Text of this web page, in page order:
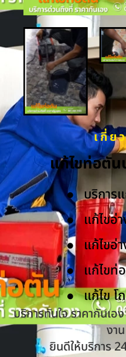
เกี่ย
แก้ไขท่อตั
บริการ
แก้ไขอ่
แก้ไขอ่
แก้ไขท่
แก้ไข โ
บริการทันใจ ราคากันเ
งา
ยินดีให้บริการ